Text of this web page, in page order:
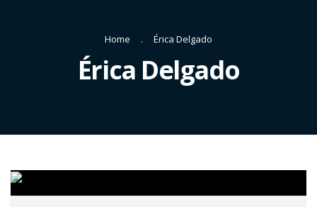
Home Érica Delgado
Érica Delgado